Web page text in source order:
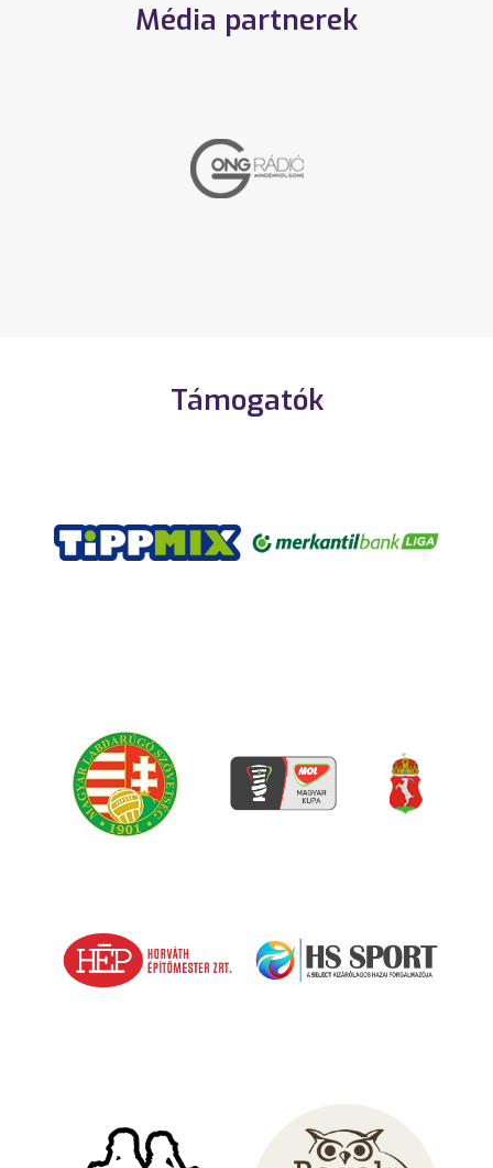
Média partnerek
Támogatók